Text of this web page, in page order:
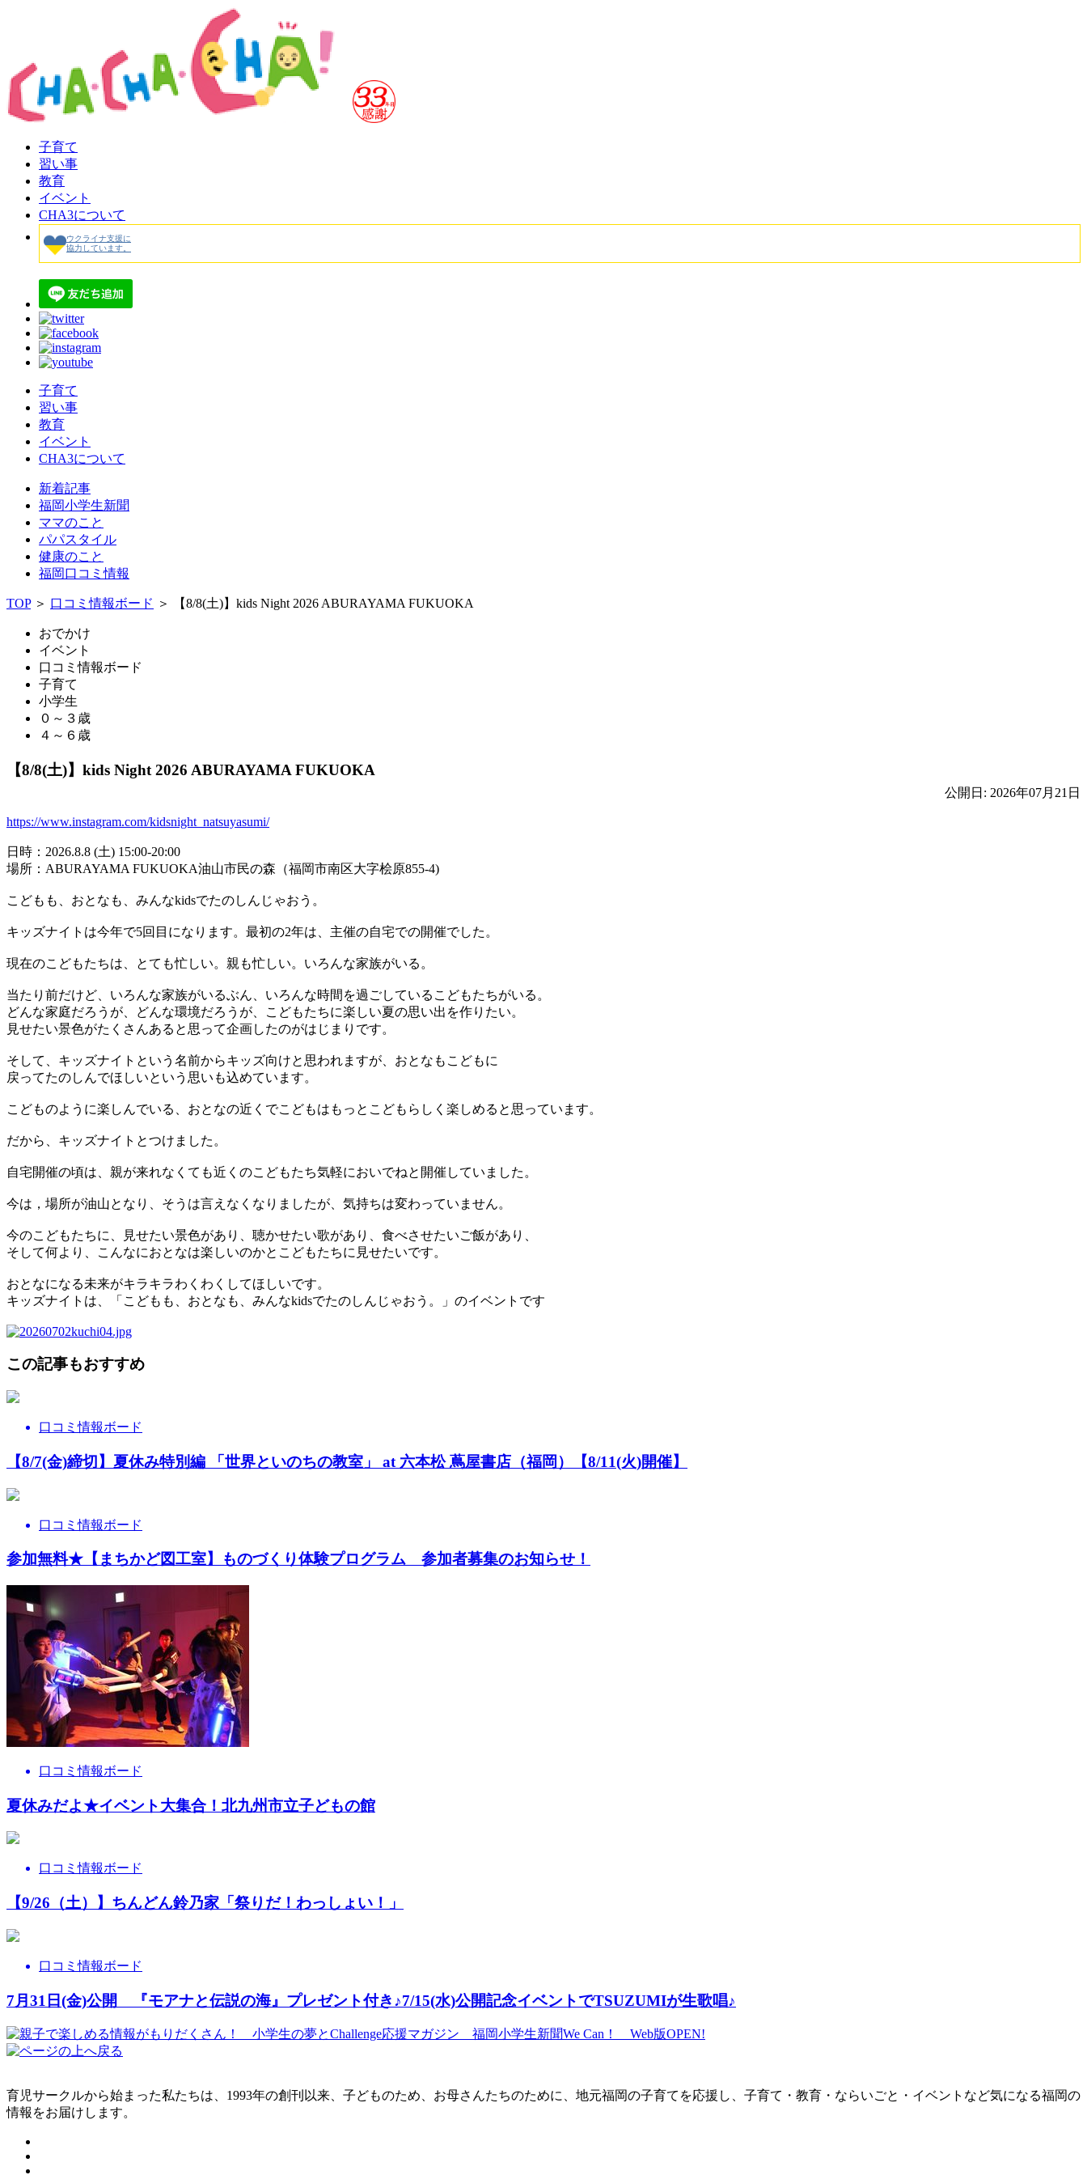
子育て
習い事
教育
イベント
CHA3について
ウクライナ支援に
協力しています。
子育て
習い事
教育
イベント
CHA3について
新着記事
福岡小学生新聞
ママのこと
パパスタイル
健康のこと
福岡口コミ情報
TOP＞ 口コミ情報ボード ＞ 【8/8(土)】kids Night 2026 ABURAYAMA FUKUOKA
おでかけ
イベント
口コミ情報ボード
子育て
小学生
０～３歳
４～６歳
【8/8(土)】kids Night 2026 ABURAYAMA FUKUOKA
公開日: 2026年07月21日
https://www.instagram.com/kidsnight_natsuyasumi/
日時：2026.8.8 (土) 15:00-20:00
場所：ABURAYAMA FUKUOKA油山市民の森（福岡市南区大字桧原855-4)
こどもも、おとなも、みんなkidsでたのしんじゃおう。
キッズナイトは今年で5回目になります。最初の2年は、主催の自宅での開催でした。
現在のこどもたちは、とても忙しい。親も忙しい。いろんな家族がいる。
当たり前だけど、いろんな家族がいるぶん、いろんな時間を過ごしているこどもたちがいる。
どんな家庭だろうが、どんな環境だろうが、こどもたちに楽しい夏の思い出を作りたい。
見せたい景色がたくさんあると思って企画したのがはじまりです。
そして、キッズナイトという名前からキッズ向けと思われますが、おとなもこどもに
戻ってたのしんでほしいという思いも込めています。
こどものように楽しんでいる、おとなの近くでこどもはもっとこどもらしく楽しめると思っています。
だから、キッズナイトとつけました。
自宅開催の頃は、親が来れなくても近くのこどもたち気軽においでねと開催していました。
今は，場所が油山となり、そうは言えなくなりましたが、気持ちは変わっていません。
今のこどもたちに、見せたい景色があり、聴かせたい歌があり、食べさせたいご飯があり、
そして何より、こんなにおとなは楽しいのかとこどもたちに見せたいです。
おとなになる未来がキラキラわくわくしてほしいです。
キッズナイトは、「こどもも、おとなも、みんなkidsでたのしんじゃおう。」のイベントです
この記事もおすすめ
口コミ情報ボード
【8/7(金)締切】夏休み特別編 「世界といのちの教室」 at 六本松 蔦屋書店（福岡）【8/11(火)開催】
口コミ情報ボード
参加無料★【まちかど図工室】ものづくり体験プログラム 参加者募集のお知らせ！
口コミ情報ボード
夏休みだよ★イベント大集合！北九州市立子どもの館
口コミ情報ボード
【9/26（土）】ちんどん鈴乃家「祭りだ！わっしょい！」
口コミ情報ボード
7月31日(金)公開 『モアナと伝説の海』プレゼント付き♪7/15(水)公開記念イベントでTSUZUMIが生歌唱♪
育児サークルから始まった私たちは、1993年の創刊以来、子どものため、お母さんたちのために、地元福岡の子育てを応援し、子育て・教育・ならいごと・イベントなど気になる福岡の
情報をお届けします。